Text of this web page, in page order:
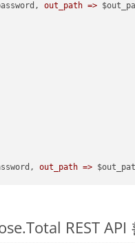
out_path =>
out_path =>
REST API